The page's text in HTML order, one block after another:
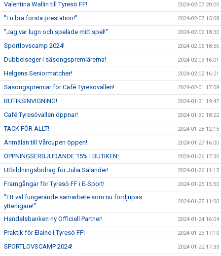
Valentina Wallin till Tyresö FF! 2024-02-07 20:00
"En bra första prestation!" 2024-02-07 15:08
"Jag var lugn och spelade mitt spel!" 2024-02-06 18:30
Sportlovscamp 2024! 2024-02-05 18:56
Dubbelseger i säsongspremiärerna! 2024-02-03 16:01
Helgens Seniormatcher! 2024-02-02 16:21
Säsongspremiär för Café Tyresövallen! 2024-02-01 17:08
BUTIKSINVIGNING! 2024-01-31 19:47
Café Tyresövallen öppnar! 2024-01-30 18:22
TACK FÖR ALLT! 2024-01-28 12:15
Anmälan till Vårcupen öppen! 2024-01-27 16:00
ÖPPNINGSERBJUDANDE 15% I BUTIKEN! 2024-01-26 17:30
Utbildningsbidrag för Julia Salander! 2024-01-26 11:15
Framgångar för Tyresö FF i E-Sport! 2024-01-25 15:50
"Ett väl fungerande samarbete som nu fördjupas
ytterligare!"
2024-01-25 11:00
Handelsbanken ny Officiell Partner! 2024-01-24 16:04
Praktik för Elaine i Tyresö FF! 2024-01-23 17:10
SPORTLOVSCAMP 2024! 2024-01-22 17:33